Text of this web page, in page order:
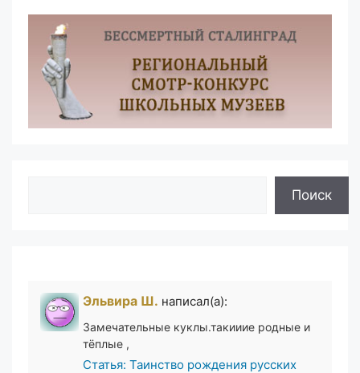
Поиск
Эльвира Ш. написал(а):
Замечательные куклы.такииие родные и
тёплые ,
Статья: Таинство рождения русских